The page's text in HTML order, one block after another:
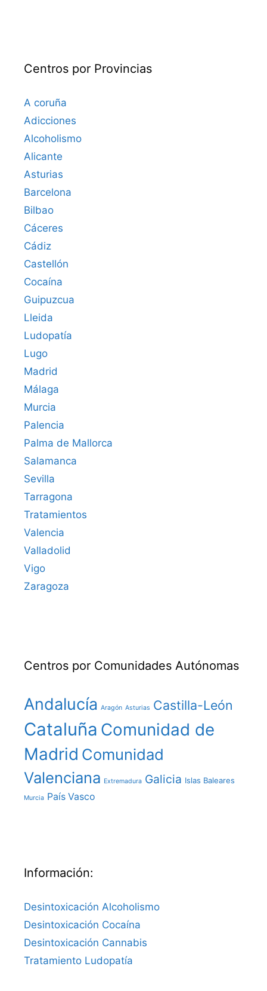
Centros por Provincias
A coruña
Adicciones
Alcoholismo
Alicante
Asturias
Barcelona
Bilbao
Cáceres‎
Cádiz
Castellón
Cocaína
Guipuzcua
Lleida
Ludopatía
Lugo
Madrid
Málaga
Murcia
Palencia
Palma de Mallorca
Salamanca
Sevilla
Tarragona
Tratamientos
Valencia
Valladolid
Vigo
Zaragoza
Centros por Comunidades Autónomas
Andalucía Aragón Asturias Castilla-León
Cataluña Comunidad de
Madrid Comunidad
Valenciana Extremadura Galicia Islas Baleares
Murcia País Vasco
Información:
Desintoxicación Alcoholismo
Desintoxicación Cocaína
Desintoxicación Cannabis
Tratamiento Ludopatía